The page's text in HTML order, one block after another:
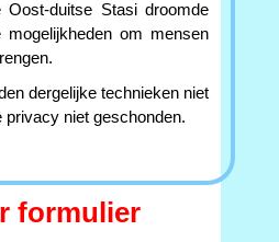
duitse Stasi droomde
om mensen
dergelijke technieken niet
privacy niet geschonden.
formulier